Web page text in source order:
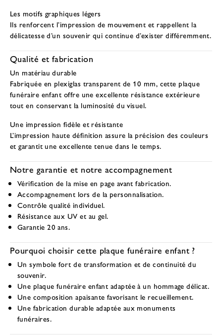
Les motifs graphiques légers
Ils renforcent l’impression de mouvement et rappellent la
délicatesse d’un souvenir qui continue d’exister différemment.
Qualité et fabrication
Un matériau durable
Fabriquée en plexiglas transparent de 10 mm, cette plaque
funéraire enfant offre une excellente résistance extérieure
tout en conservant la luminosité du visuel.
Une impression fidèle et résistante
L’impression haute définition assure la précision des couleurs
et garantit une excellente tenue dans le temps.
Notre garantie et notre accompagnement
Vérification de la mise en page avant fabrication.
Accompagnement lors de la personnalisation.
Contrôle qualité individuel.
Résistance aux UV et au gel.
Garantie 20 ans.
Pourquoi choisir cette plaque funéraire enfant ?
Un symbole fort de transformation et de continuité du
souvenir.
Une plaque funéraire enfant adaptée à un hommage délicat.
Une composition apaisante favorisant le recueillement.
Une fabrication durable adaptée aux monuments
funéraires.